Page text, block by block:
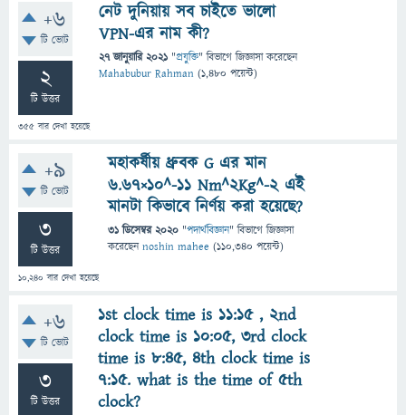
+6
টি ভোট
2
টি উত্তর
355 বার দেখা হয়েছে
নেট দুনিয়ায় সব চাইতে ভালো
VPN-এর নাম কী?
27 জানুয়ারি 2021 "প্রযুক্তি" বিভাগে জিজ্ঞাসাকরেছেন
Mahabubur Rahman (1,480 পয়েন্ট)
+9
টি ভোট
3
টি উত্তর
10,240 বার দেখা হয়েছে
মহাকর্ষীয় ধ্রুবক G এর মান
6.67×10^-11 Nm^2Kg^-2 এই
মানটা কিভাবে নির্ণয় করা হয়েছে?
31 ডিসেম্বর 2020 "পদার্থবিজ্ঞান" বিভাগে জিজ্ঞাসা
করেছেনnoshin mahee (110,340 পয়েন্ট)
+6
টি ভোট
3
টি উত্তর
1st clock time is 11:15 , 2nd
clock time is 10:05, 3rd clock
time is 8:45, 4th clock time is
7:15. what is the time of 5th
clock?